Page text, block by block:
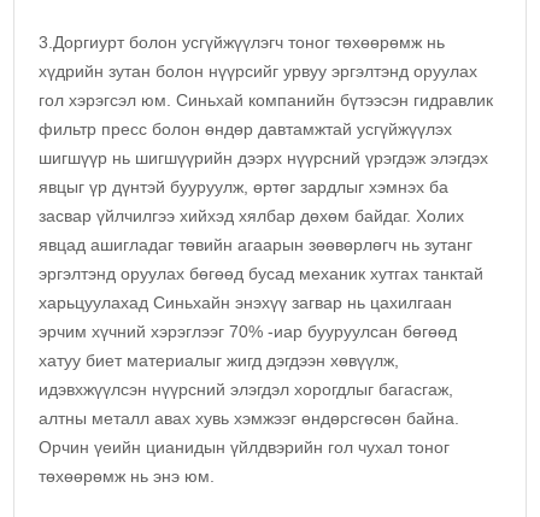
3.Доргиурт болон усгүйжүүлэгч тоног төхөөрөмж нь
хүдрийн зутан болон нүүрсийг урвуу эргэлтэнд оруулах
гол хэрэгсэл юм. Синьхай компанийн бүтээсэн гидравлик
фильтр пресс болон өндөр давтамжтай усгүйжүүлэх
шигшүүр нь шигшүүрийн дээрх нүүрсний үрэгдэж элэгдэх
явцыг үр дүнтэй бууруулж, өртөг зардлыг хэмнэх ба
засвар үйлчилгээ хийхэд хялбар дөхөм байдаг. Холих
явцад ашигладаг төвийн агаарын зөөвөрлөгч нь зутанг
эргэлтэнд оруулах бөгөөд бусад механик хутгах танктай
харьцуулахад Синьхайн энэхүү загвар нь цахилгаан
эрчим хүчний хэрэглээг 70% -иар бууруулсан бөгөөд
хатуу биет материалыг жигд дэгдээн хөвүүлж,
идэвхжүүлсэн нүүрсний элэгдэл хорогдлыг багасгаж,
алтны металл авах хувь хэмжээг өндөрсгөсөн байна.
Орчин үеийн цианидын үйлдвэрийн гол чухал тоног
төхөөрөмж нь энэ юм.